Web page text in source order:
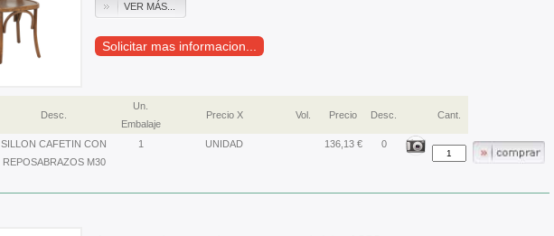
VER MÁS...
Solicitar mas informacion...
Desc.
Un.
Embalaje
Precio X Vol. Precio Desc. Cant.
SILLON CAFETIN CON
REPOSABRAZOS M30
1 UNIDAD 136,13 € 0